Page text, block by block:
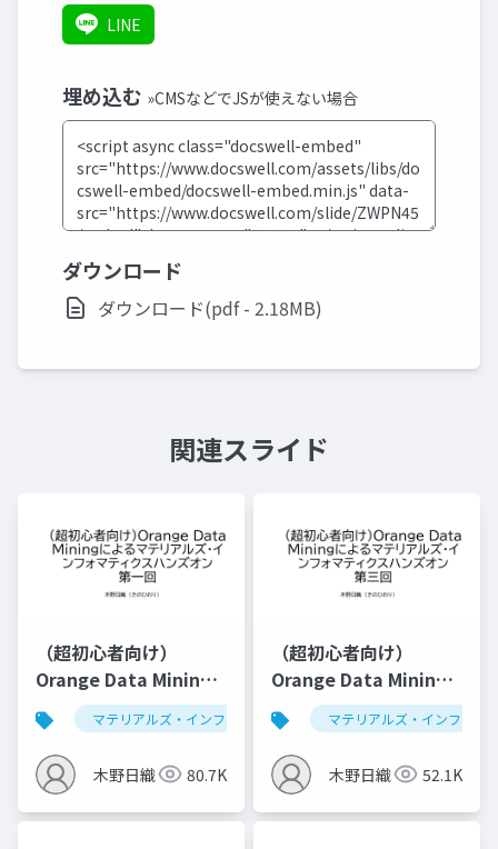
LINE
埋め込む »CMSなどでJSが使えない場合
ダウンロード
ダウンロード(pdf - 2.18MB)
関連スライド
（超初心者向け）
Orange Data Mining
によるマテリアルズ・
インフォマティクスハ
ンズオン第一回
マテリアルズ・インフォマティクス データ解析学
木野日織 80.7K
（超初心者向け）
Orange Data Mining
によるマテリアルズ・
インフォマティクスハ
ンズオン第三回（仮）
マテリアルズ・インフォマ
木野日織 52.1K